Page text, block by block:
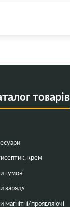
товарів
крем
гумові
заряду
магнітні/проявляючі